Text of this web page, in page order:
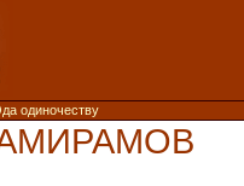
одиночеству